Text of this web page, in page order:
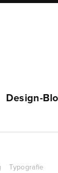
Design-
Typografie